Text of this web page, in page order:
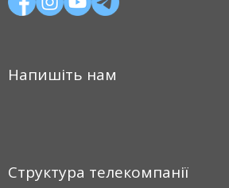
Напишіть нам
Структура телекомпанії